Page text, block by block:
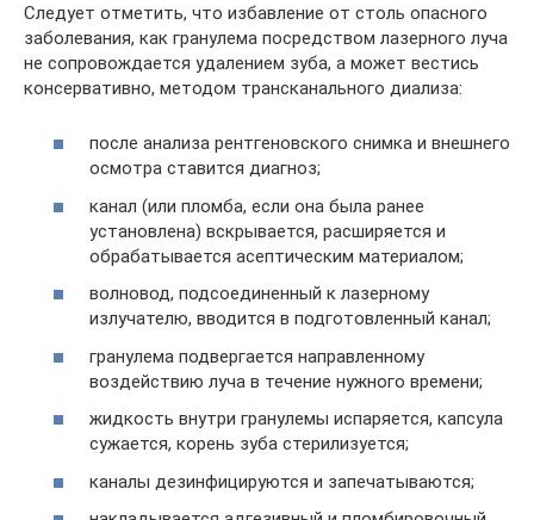
Следует отметить, что избавление от столь опасного
заболевания, как гранулема посредством лазерного луча
не сопровождается удалением зуба, а может вестись
консервативно, методом трансканального диализа:
после анализа рентгеновского снимка и внешнего
осмотра ставится диагноз;
канал (или пломба, если она была ранее
установлена) вскрывается, расширяется и
обрабатывается асептическим материалом;
волновод, подсоединенный к лазерному
излучателю, вводится в подготовленный канал;
гранулема подвергается направленному
воздействию луча в течение нужного времени;
жидкость внутри гранулемы испаряется, капсула
сужается, корень зуба стерилизуется;
каналы дезинфицируются и запечатываются;